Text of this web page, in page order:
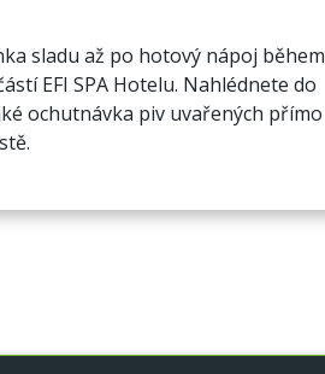
sladu až po hotový nápoj během
EFI SPA Hotelu. Nahlédnete do
ochutnávka piv uvařených přímo